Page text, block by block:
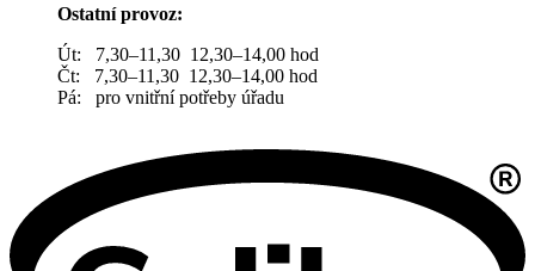
Ostatní provoz:
Út: 7,30–11,30 12,30–14,00 hod
Čt: 7,30–11,30 12,30–14,00 hod
Pá: pro vnitřní potřeby úřadu